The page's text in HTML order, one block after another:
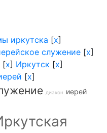
иркутска [x]
служение [x]
[x] Иркутск [x]
[x]
диакон иерей